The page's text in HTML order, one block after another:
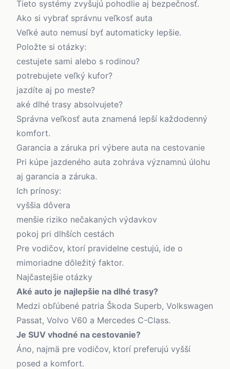
Tieto systémy zvyšujú pohodlie aj bezpečnosť.
Ako si vybrať správnu veľkosť auta
Veľké auto nemusí byť automaticky lepšie.
Položte si otázky:
cestujete sami alebo s rodinou?
potrebujete veľký kufor?
jazdíte aj po meste?
aké dlhé trasy absolvujete?
Správna veľkosť auta znamená lepší každodenný
komfort.
Garancia a záruka pri výbere auta na cestovanie
Pri kúpe jazdeného auta zohráva významnú úlohu
aj garancia a záruka.
Ich prínosy:
vyššia dôvera
menšie riziko nečakaných výdavkov
pokoj pri dlhších cestách
Pre vodičov, ktorí pravidelne cestujú, ide o
mimoriadne dôležitý faktor.
Najčastejšie otázky
Aké auto je najlepšie na dlhé trasy?
Medzi obľúbené patria Škoda Superb, Volkswagen
Passat, Volvo V60 a Mercedes C-Class.
Je SUV vhodné na cestovanie?
Áno, najmä pre vodičov, ktorí preferujú vyšší
posed a komfort.